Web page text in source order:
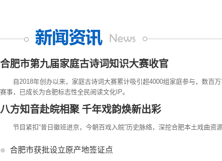
合肥市第九届家庭古诗词知识大赛收官
自2018年创办以来，家庭古诗词大赛累计吸引超4000组家庭参与，数百
赛事，已成长为合肥标志性全民阅读文化IP。
八方知音赴皖相聚 千年戏韵焕新出彩
节目紧扣“昔日徽班进京，今朝百戏入皖”历史脉络，深挖合肥本土戏曲资
合肥市获批设立原产地签证点